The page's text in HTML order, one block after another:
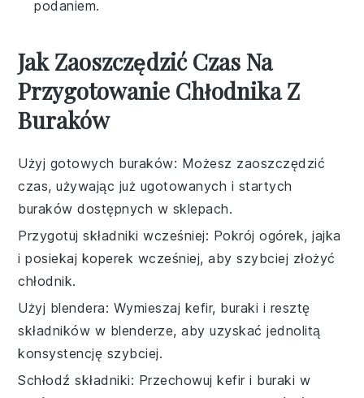
podaniem.
Jak Zaoszczędzić Czas Na
Przygotowanie Chłodnika Z
Buraków
Użyj gotowych buraków: Możesz zaoszczędzić
czas, używając już ugotowanych i startych
buraków dostępnych w sklepach.
Przygotuj składniki wcześniej: Pokrój ogórek, jajka
i posiekaj koperek wcześniej, aby szybciej złożyć
chłodnik.
Użyj blendera: Wymieszaj kefir, buraki i resztę
składników w blenderze, aby uzyskać jednolitą
konsystencję szybciej.
Schłodź składniki: Przechowuj kefir i buraki w